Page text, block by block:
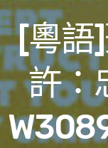
[粵語
許：